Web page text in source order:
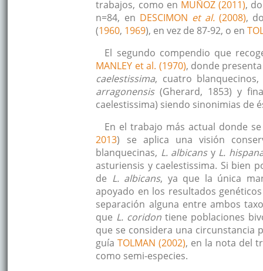
trabajos, como en MUÑOZ (2011),
n=84, en DESCIMON et al. (2008),
(1960, 1969), en vez de 87-92, o en
El segundo compendio que
MANLEY et al. (1970), donde
caelestissima, cuatro
arragonensis(Gherard, 1853) y
caelestissima) siendo sinonimias de
En el trabajo más actual donde
2013) se aplica una visión
blanquecinas, L. albicansy L.
asturiensis y caelestissima. Si bien
de L. albicans, ya que la única
apoyado en los resultados
separación alguna entre ambos
que L. coridon tiene poblaciones
que se considera una circunstancia
guíaTOLMAN (2002), en la nota del
como semi-especies.